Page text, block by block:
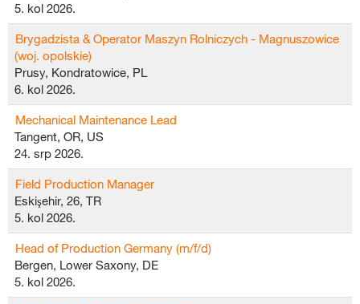
5. kol 2026.
Brygadzista & Operator Maszyn Rolniczych - Magnuszowice
(woj. opolskie)
Prusy, Kondratowice, PL
6. kol 2026.
Mechanical Maintenance Lead
Tangent, OR, US
24. srp 2026.
Field Production Manager
Eskişehir, 26, TR
5. kol 2026.
Head of Production Germany (m/f/d)
Bergen, Lower Saxony, DE
5. kol 2026.